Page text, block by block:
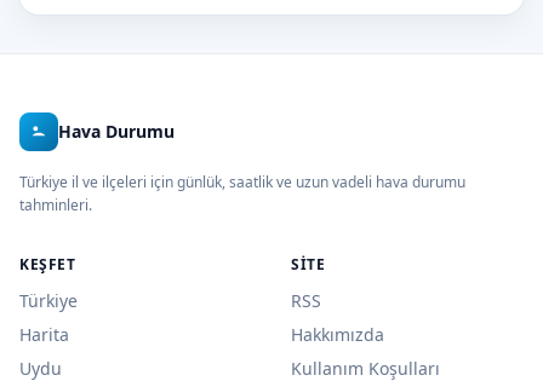
Hava Durumu
Türkiye il ve ilçeleri için günlük, saatlik ve uzun vadeli hava durumu
tahminleri.
KEŞFET
Türkiye
Harita
Uydu
SITE
RSS
Hakkımızda
Kullanım Koşulları